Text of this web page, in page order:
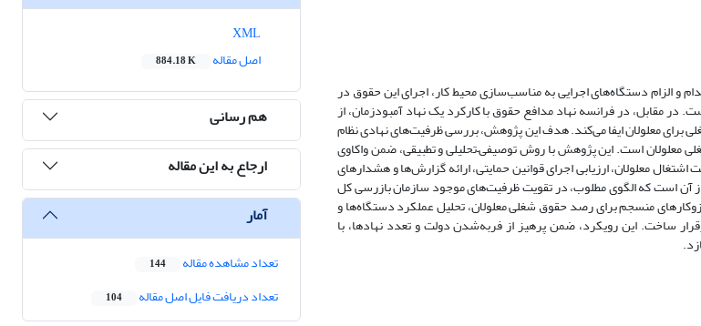
و الزام دستگاه‌های اجرایی به مناسب‌سازی محیط کار، اجرای این حقوق در
مقابل، در فرانسه نهاد مدافع حقوق با کارکرد یک نهاد آمبودزمان، از
معلولان ایفا می‌کند.هدف این پژوهش، بررسی ظرفیت‌های نهادی نظام
معلولان است. اینپژوهش با روش توصیفی–تحلیلی و تطبیقی، ضمن واکاوی
معلولان، ارزیابی اجرای قوانین حمایتی، ارائه گزارش‌ها و هشدارهای
آن است که الگوی مطلوب، در تقویت ظرفیت‌های موجود سازمان بازرسی کل
منسجم برای رصد حقوق شغلی معلولان، تحلیل عملکرد دستگاه‌ها و
ساخت. این رویکرد، ضمن پرهیز از فربه‌شدن دولت و تعدد نهادها، با
.
اصل مقاله
884.18 K
هم رسانی
ارجاع به این مقاله
آمار
تعداد مشاهده مقاله 144
تعداد دریافت فایل اصل مقاله 104